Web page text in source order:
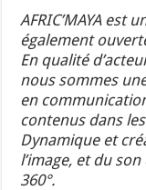
AFRIC’MAYA est
également
En qualité
nous sommes
en
contenus dans
Dynamique et
l’image, et du
360°.